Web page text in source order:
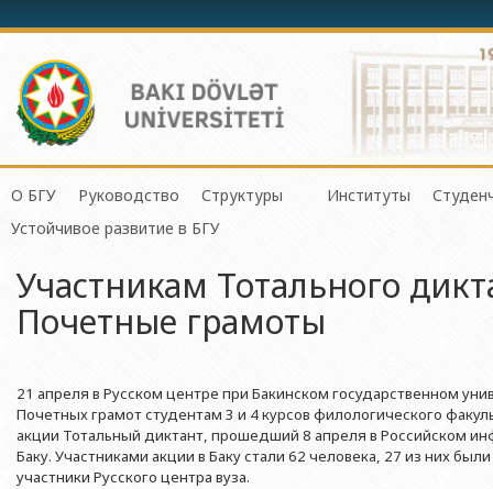
О БГУ
История БГУ
Миссия и стратегия БГУ
Программа развития БГУ
Членство БГУ в международных организациях
Гранты и проекты
Ректоры
Руководство
Ректор
Проректоры
Советник ректора
Деканы
Профсоюзный Комитет
Учебно-методический совет
Структуры
Центр организации научной
Отдел по связям с
Отдел по работе с документами
Бухгалтерия
Отдел мониторинга и контроля
Физический
Факультет
Географический
Институты
Институт
Институт
Республики
Устойчивое развитие в БГУ
Участникам Тотального
Почетные грамоты
21 апреля в Русском центре при Бакинском государственном
Почетных грамот студентам 3 и 4 курсов филологического
акции Тотальный диктант, прошедший 8 апреля в Российском
Баку. Участниками акции в Баку стали 62 человека, 27 из них
участники Русского центра вуза.